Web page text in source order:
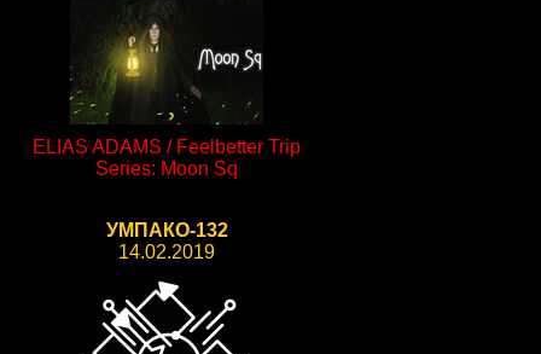
ELIAS ADAMS / Feelbetter Trip
Series: Moon Sq
УМПАКО-132
14.02.2019